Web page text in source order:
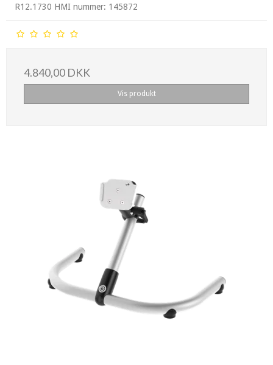
R12.1730 HMI nummer: 145872
4.840,00 DKK
Vis produkt